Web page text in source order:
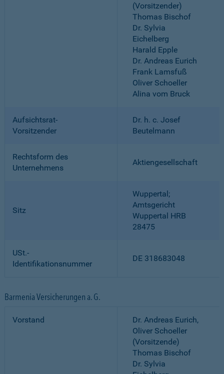
(Vorsitzender)
Thomas Bischof
Dr. Sylvia
Eichelberg
Harald Epple
Dr. Andreas Eurich
Frank Lamsfuß
Oliver Schoeller
Alina vom Bruck
Aufsichtsrat-
Vorsitzender
Dr. h. c. Josef
Beutelmann
Rechtsform des
Unternehmens
Aktiengesellschaft
Sitz
Wuppertal;
Amtsgericht
Wuppertal HRB
28475
USt.-
Identifikationsnummer
DE 318683048
Barmenia Versicherungen a. G.
Vorstand
Dr. Andreas Eurich,
Oliver Schoeller
(Vorsitzende)
Thomas Bischof
Dr. Sylvia